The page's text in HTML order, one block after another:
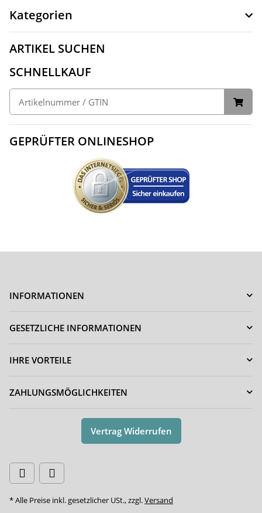
Kategorien
ARTIKEL SUCHEN
SCHNELLKAUF
GEPRÜFTER ONLINESHOP
INFORMATIONEN
GESETZLICHE INFORMATIONEN
IHRE VORTEILE
ZAHLUNGSMÖGLICHKEITEN
Vertrag Widerrufen
* Alle Preise inkl. gesetzlicher USt., zzgl.Versand